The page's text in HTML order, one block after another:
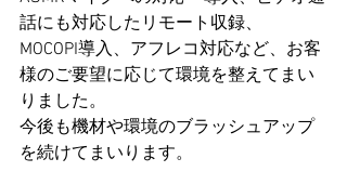
話にも対応したリモート収録、
MOCOPI導入、アフレコ対応など、お客
様のご要望に応じて環境を整えてまい
りました。
今後も機材や環境のブラッシュアップ
を続けてまいります。